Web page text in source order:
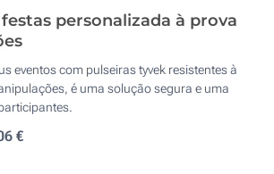
personalizada à prova
eventos com pulseiras tyvek resistentes à
é uma solução segura e uma
€